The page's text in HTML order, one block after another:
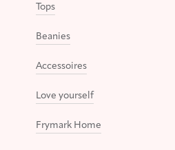
Tops
Beanies
Accessoires
Love yourself
Frymark Home